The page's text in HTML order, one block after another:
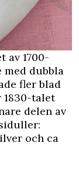
av 1700-
dubbla
fler blad
1830-talet
delen av
och ca